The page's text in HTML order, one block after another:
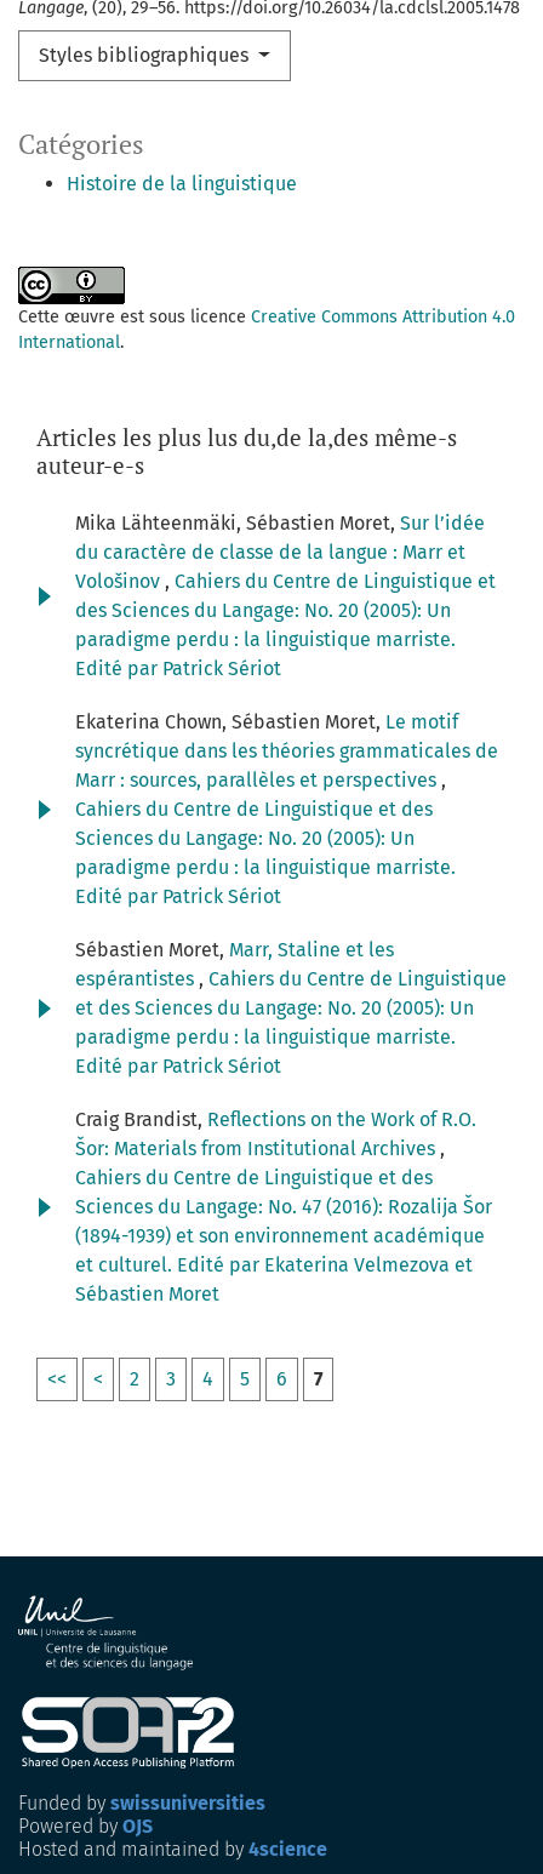
Catégories
Histoire de la linguistique
Langage, (20), 29–56. https://doi.org/10.26034/la.cdclsl.2005.1478
Styles bibliographiques
Cette œuvre est sous licence Creative Commons Attribution 4.0
International.
Articles les plus lus du,de la,des même-s
auteur-e-s
Mika Lähteenmäki, Sébastien Moret, Sur l’idée
du caractère de classe de la langue : Marr et
Vološinov , Cahiers du Centre de Linguistique et
des Sciences du Langage: No. 20 (2005): Un
paradigme perdu : la linguistique marriste.
Edité par Patrick Sériot
Ekaterina Chown, Sébastien Moret, Le motif
syncrétique dans les théories grammaticales de
Marr : sources, parallèles et perspectives ,
Cahiers du Centre de Linguistique et des
Sciences du Langage: No. 20 (2005): Un
paradigme perdu : la linguistique marriste.
Edité par Patrick Sériot
Sébastien Moret, Marr, Staline et les
espérantistes , Cahiers du Centre de Linguistique
et des Sciences du Langage: No. 20 (2005): Un
paradigme perdu : la linguistique marriste.
Edité par Patrick Sériot
Craig Brandist, Reflections on the Work of R.O.
Šor: Materials from Institutional Archives ,
Cahiers du Centre de Linguistique et des
Sciences du Langage: No. 47 (2016): Rozalija Šor
(1894-1939) et son environnement académique
et culturel. Edité par Ekaterina Velmezova et
Sébastien Moret
<< < 2 3 4 5 6 7
Funded by swissuniversities
Powered by OJS
Hosted and maintained by 4science